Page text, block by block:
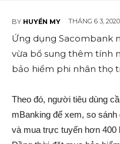
BY HUYỀN MY THÁNG 6 3, 2020
Ứng dụng Sacombank
vừa bổ sung thêm tính
bảo hiểm phi nhân thọ
Theo đó, người tiêu dùng
mBanking để xem, so
và mua trực tuyến hơn 400